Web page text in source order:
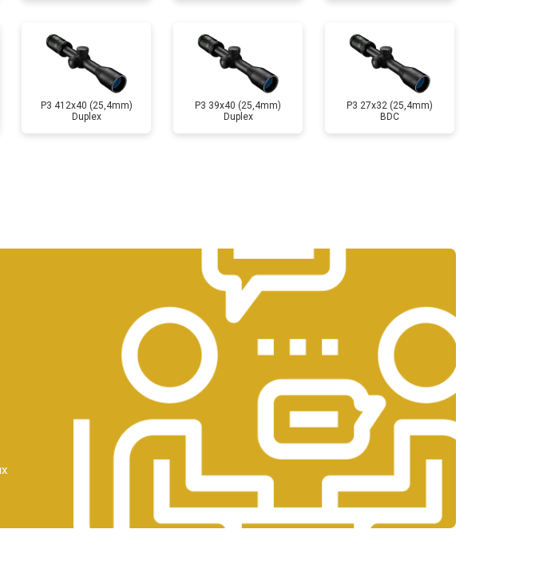
P3 412x40 (25,4mm)
Duplex
P3 39x40 (25,4mm)
Duplex
P3 27x32 (25,4mm)
BDC